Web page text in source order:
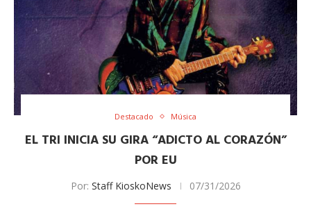
Destacado Música
EL TRI INICIA SU GIRA “ADICTO AL CORAZÓN”
POR EU
Por: Staff KioskoNews 07/31/2026